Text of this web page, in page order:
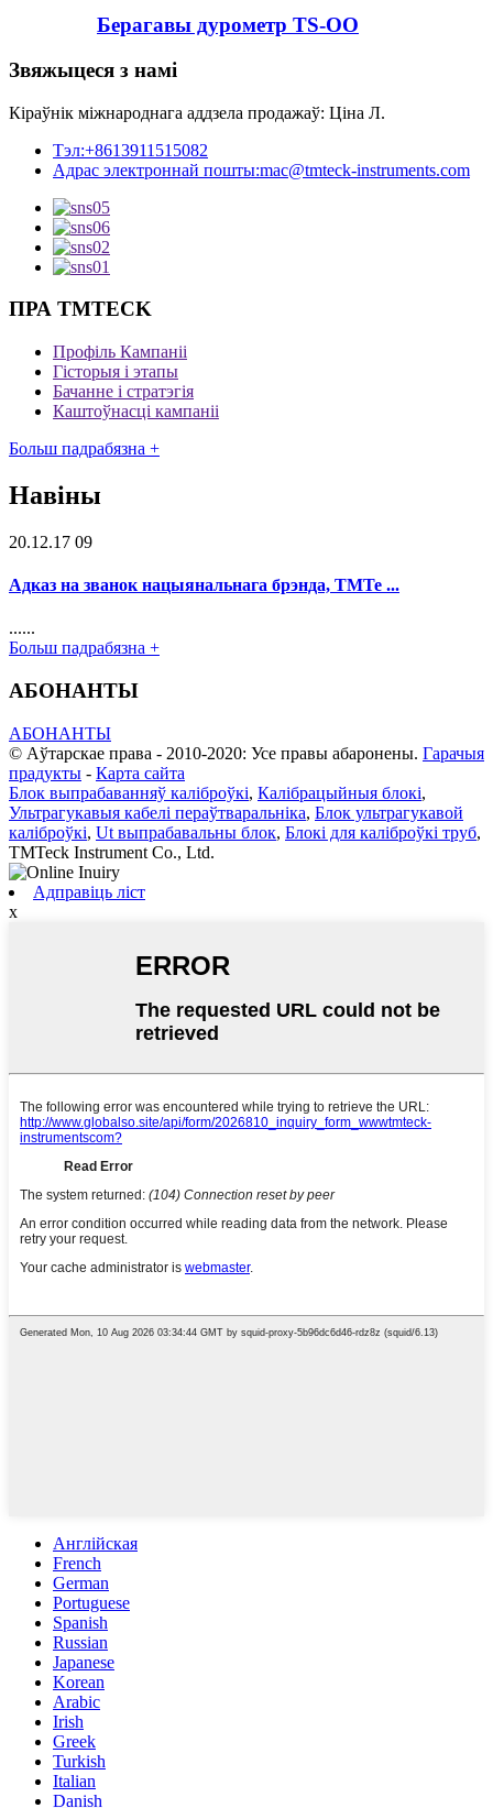
Берагавы дурометр TS-OO
Звяжыцеся з намі
Кіраўнік міжнароднага аддзела продажаў: Ціна Л.
Тэл:+8613911515082
Адрас электроннай пошты:mac@tmteck-instruments.com
ПРА TMTECK
Профіль Кампаніі
Гісторыя і этапы
Бачанне і стратэгія
Каштоўнасці кампаніі
Больш падрабязна +
Навіны
20.12.17 09
Адказ на званок нацыянальнага брэнда, TMTe ...
......
Больш падрабязна +
АБОНАНТЫ
АБОНАНТЫ
© Аўтарскае права - 2010-2020: Усе правы абаронены. Гарачыя
прадукты - Карта сайта
Блок выпрабаванняў каліброўкі, Калібрацыйныя блокі,
Ультрагукавыя кабелі пераўтваральніка, Блок ультрагукавой
каліброўкі, Ut выпрабавальны блок, Блокі для каліброўкі труб,
TMTeck Instrument Co., Ltd.
Адправіць ліст
x
Англійская
French
German
Portuguese
Spanish
Russian
Japanese
Korean
Arabic
Irish
Greek
Turkish
Italian
Danish